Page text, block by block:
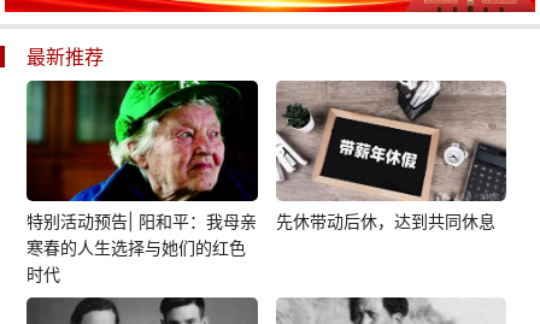
最新推荐
特别活动预告| 阳和平：我母亲
寒春的人生选择与她们的红色
时代
先休带动后休，达到共同休息